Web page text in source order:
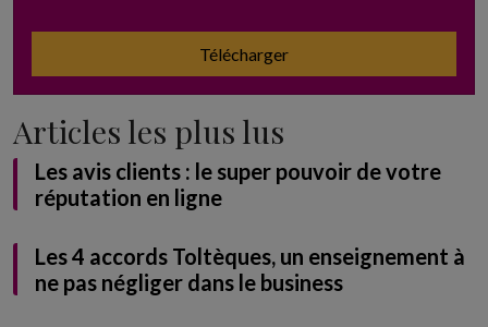
Télécharger
Articles les plus lus
Les avis clients : le super pouvoir de votre
réputation en ligne
Les 4 accords Toltèques, un enseignement à
ne pas négliger dans le business